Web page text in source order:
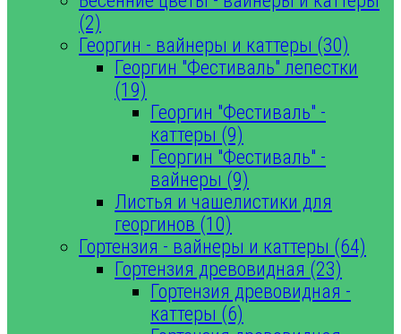
(2)
Георгин - вайнеры и каттеры (30)
Георгин "Фестиваль" лепестки
(19)
Георгин "Фестиваль" -
каттеры (9)
Георгин "Фестиваль" -
вайнеры (9)
Листья и чашелистики для
георгинов (10)
Гортензия - вайнеры и каттеры (64)
Гортензия древовидная (23)
Гортензия древовидная -
каттеры (6)